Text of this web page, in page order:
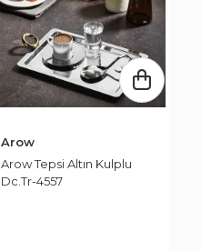
Arow
Arow Tepsi Altın Kulplu
Dc.Tr-4557